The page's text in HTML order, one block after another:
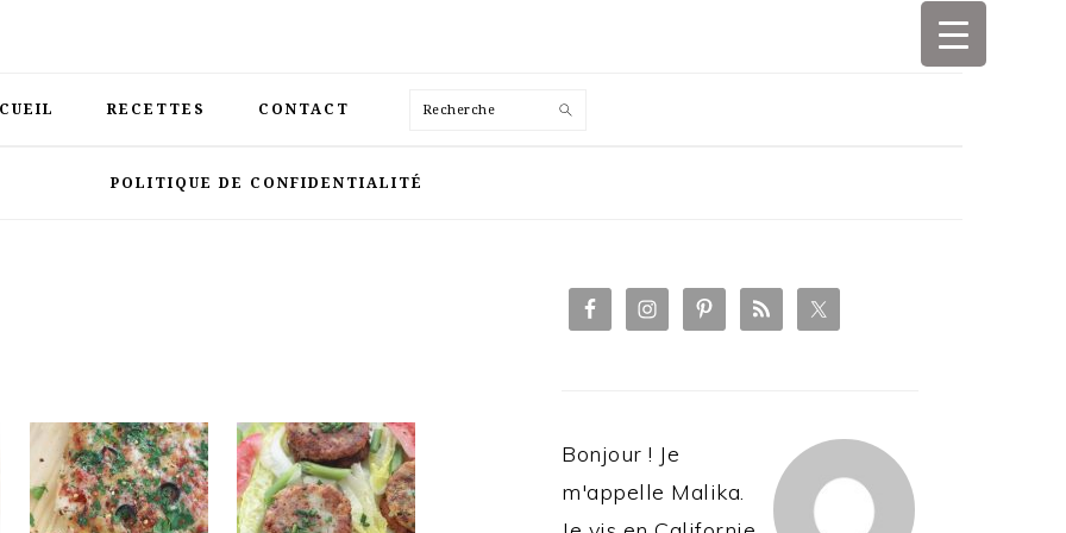
RECETTES CONTACT Recherche
POLITIQUE DE CONFIDENTIALITÉ
PRIMARY
SIDEBAR
Bonjour ! Je
m'appelle Malika.